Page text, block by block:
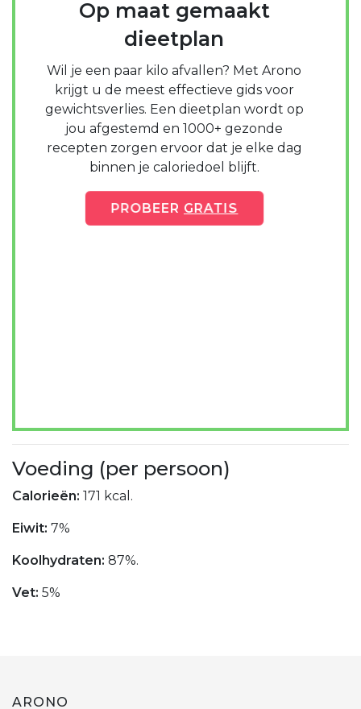
Op maat gemaakt
dieetplan
Wil je een paar kilo afvallen? Met Arono
krijgt u de meest effectieve gids voor
gewichtsverlies. Een dieetplan wordt op
jou afgestemd en 1000+ gezonde
recepten zorgen ervoor dat je elke dag
binnen je caloriedoel blijft.
PROBEER GRATIS
Voeding (per persoon)
Calorieën: 171 kcal.
Eiwit: 7%
Koolhydraten: 87%.
Vet: 5%
ARONO